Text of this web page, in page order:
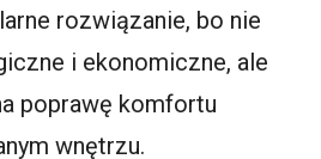
rozwiązanie, bo nie
i ekonomiczne, ale
poprawę komfortu
wnętrzu.